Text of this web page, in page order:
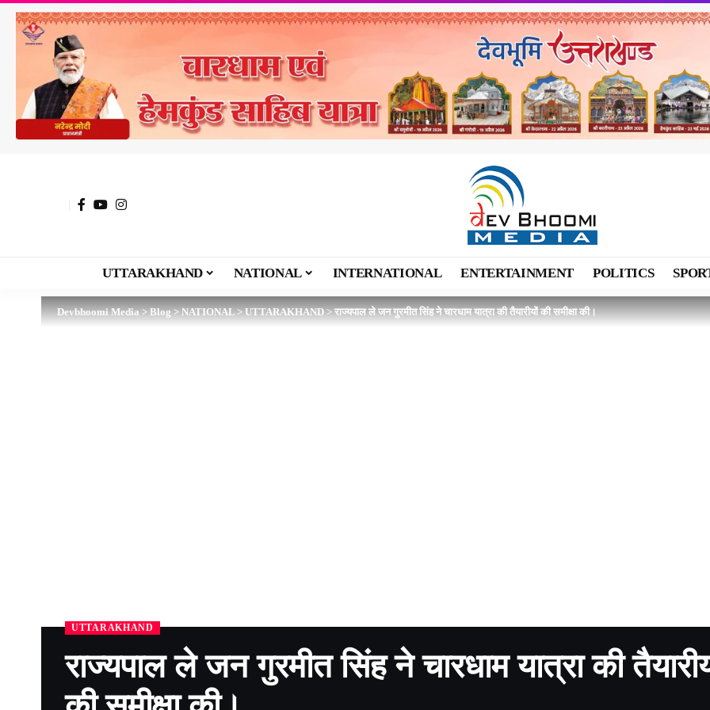
UTTARAKHAND NATIONAL INTERNATIONAL ENTERTAINMENT POLITICS
Devbhoomi Media>Blog>NATIONAL>UTTARAKHAND>राज्यपाल ले जन गुरमीत सिंह ने चारधाम यात्रा की तैयारीयों की समीक्षा की।
UTTARAKHAND
राज्यपाल ले जन गुरमीत सिंह ने चारधाम यात्रा की